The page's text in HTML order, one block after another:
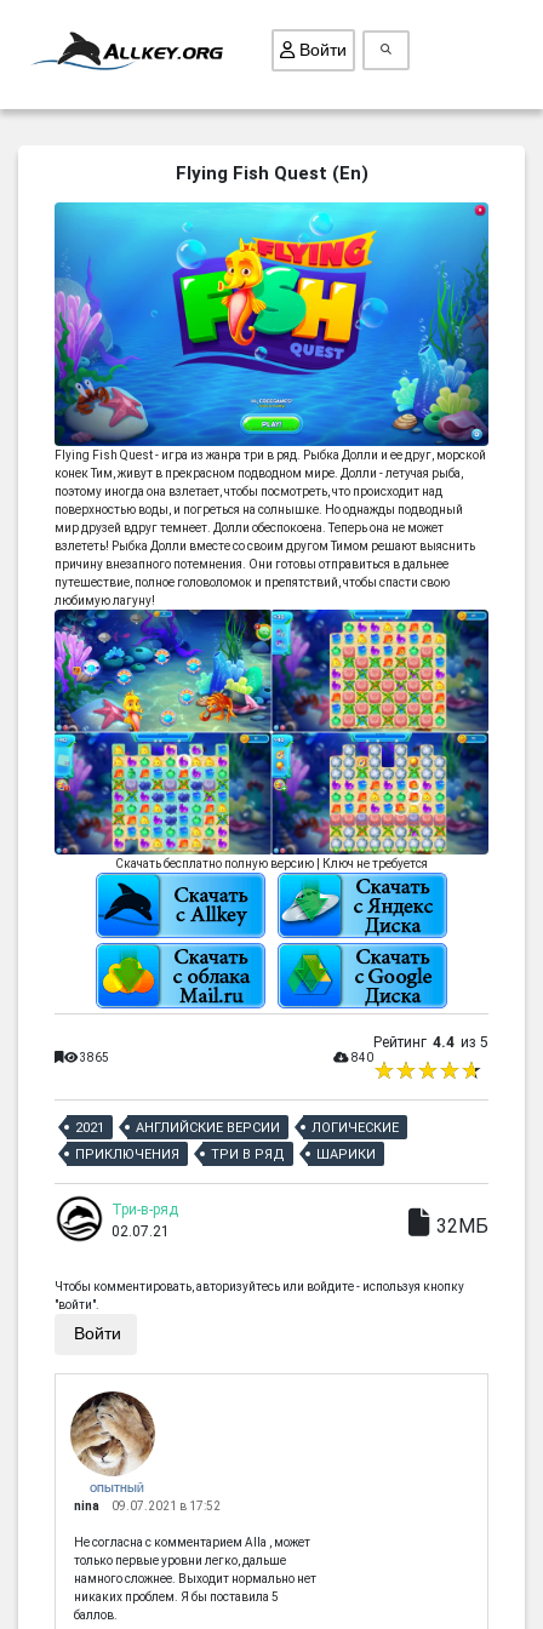
ПОИСК ПРЕДМЕТОВ
ГОЛОВОЛОМКИ
БИЗНЕС
ТРИ-В-РЯД
СТРАТЕГИИ
СТРЕЛЯЛКИ
КВЕСТ
КАК СКАЧАТЬ
НОВОСТИ
Войти
Flying Fish Quest (En)
Flying Fish Quest - игра из жанра три в ряд. Рыбка Долли и ее друг, морской
конек Тим, живут в прекрасном подводном мире. Долли - летучая рыба,
поэтому иногда она взлетает, чтобы посмотреть, что происходит над
поверхностью воды, и погреться на солнышке. Но однажды подводный
мир друзей вдруг темнеет. Долли обеспокоена. Теперь она не может
взлететь! Рыбка Долли вместе со своим другом Тимом решают выяснить
причину внезапного потемнения. Они готовы отправиться в дальнее
путешествие, полное головоломок и препятствий, чтобы спасти свою
любимую лагуну!
Скачать бесплатно полную версию | Ключ не требуется
3865 840
Рейтинг 4.4 из 5
2021 АНГЛИЙСКИЕ ВЕРСИИ
ЛОГИЧЕСКИЕ
ПРИКЛЮЧЕНИЯ
ТРИ В РЯД ШАРИКИ
Три-в-ряд
02.07.21
32МБ
Чтобы комментировать, авторизуйтесь или войдите - используя кнопку
"войти".
Войти
ОПЫТНЫЙ
nina 09.07.2021 в 17:52
Не согласна с комментарием Alla , может
только первые уровни легко, дальше
намного сложнее. Выходит нормально нет
никаких проблем. Я бы поставила 5
баллов.